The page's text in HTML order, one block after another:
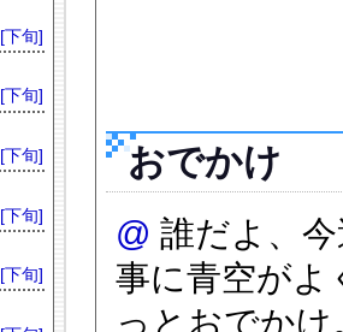
おでかけ
@ 誰だよ、
事に青空がよ
っとおでかけ
[下旬]
[下旬]
[下旬]
[下旬]
[下旬]